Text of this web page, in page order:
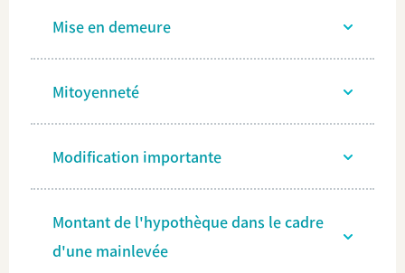
Mise en demeure
Mitoyenneté
Modification importante
Montant de l'hypothèque dans le cadre
d'une mainlevée